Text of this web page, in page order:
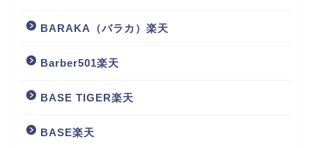
BARAKA（バラカ）楽天
Barber501楽天
BASE TIGER楽天
BASE楽天